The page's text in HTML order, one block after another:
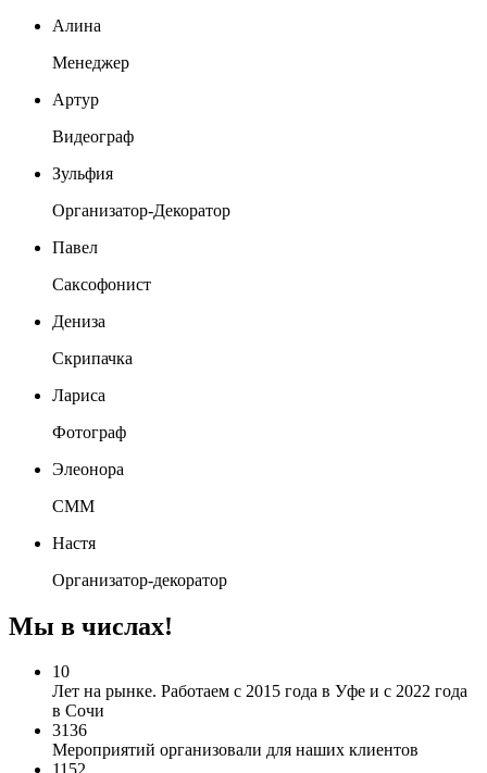
Алина
Менеджер
Артур
Видеограф
Зульфия
Организатор-Декоратор
Павел
Саксофонист
Дениза
Скрипачка
Лариса
Фотограф
Элеонора
СММ
Настя
Организатор-декоратор
Мы в числах!
10
Лет на рынке. Работаем с 2015 года в Уфе и с 2022 года
в Сочи
3136
Мероприятий организовали для наших клиентов